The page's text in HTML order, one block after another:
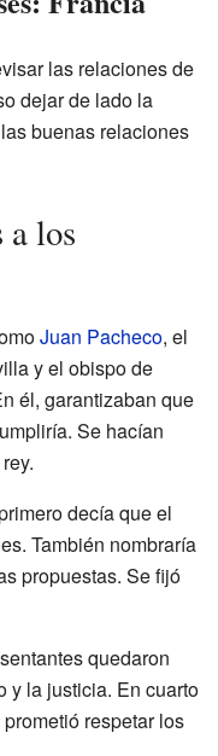
las relaciones de
dejar de lado la
buenas relaciones
a los
Juan Pacheco, el
y el obispo de
él, garantizaban que
Se hacían
decía que el
También nombraría
propuestas. Se fijó
quedaron
y la justicia. En cuarto
respetar los